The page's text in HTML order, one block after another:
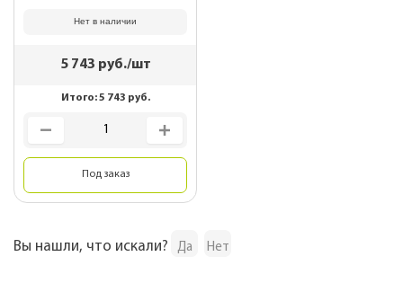
Нет в наличии
5 743 руб./шт
Итого:5 743 руб.
Под заказ
Вы нашли, что искали? Да Нет